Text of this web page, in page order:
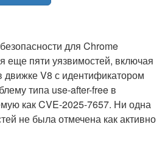
для Chrome
еще пяти уязвимостей, включая
движке V8 с идентификатором
типа use-after-free в
как CVE-2025-7657. Ни одна
не была отмечена как активно